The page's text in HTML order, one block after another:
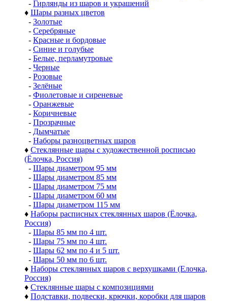
- Гирлянды из шаров и украшений
♦ Шары разных цветов
- Золотые
- Серебряные
- Красные и бордовые
- Синие и голубые
- Белые, перламутровые
- Черные
- Розовые
- Зелёные
- Фиолетовые и сиреневые
- Оранжевые
- Коричневые
- Прозрачные
- Дымчатые
- Наборы разноцветных шаров
♦ Стеклянные шары с художественной росписью
(Ёлочка, Россия)
- Шары диаметром 95 мм
- Шары диаметром 85 мм
- Шары диаметром 75 мм
- Шары диаметром 60 мм
- Шары диаметром 115 мм
♦ Наборы расписных стеклянных шаров (Ёлочка,
Россия)
- Шары 85 мм по 4 шт.
- Шары 75 мм по 4 шт.
- Шары 62 мм по 4 и 5 шт.
- Шары 50 мм по 6 шт.
♦ Наборы стеклянных шаров с верхушками (Елочка,
Россия)
♦ Стеклянные шары с композициями
♦ Подставки, подвески, крючки, коробки для шаров